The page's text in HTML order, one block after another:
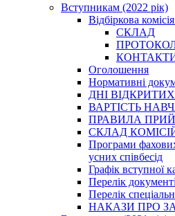
Вступникам (2022 рік)
Відбіркова
СКЛАД
Оголошення
Нормативні
ДНІ
ВАРТІСТЬ
ПРАВИЛА
СКЛАД КОМІСІЙ
Програми
усних співбесід
Графік вступної
Перелік
Перелік
НАКАЗИ ПРО